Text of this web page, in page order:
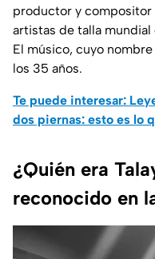
productor y
artistas de talla mundial
El músico, cuyo
los 35 años.
Te puede interesar:
dos piernas: esto es lo
¿Quién era
reconocido en